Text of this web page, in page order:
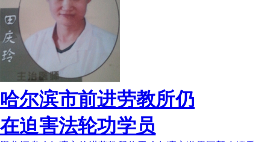
哈尔滨市前进劳教所仍
在迫害法轮功学员